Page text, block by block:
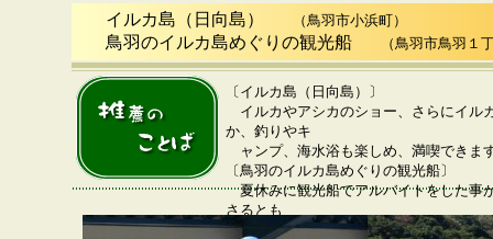
イルカ島（日向島） （鳥羽市小浜町）
鳥羽のイルカ島めぐりの観光船 （鳥羽市鳥羽１
〔イルカ島（日向島）〕
イルカやアシカのショー、さらにイル
か、釣りやキ
ャンプ、海水浴も楽しめ、満喫できま
〔鳥羽のイルカ島めぐりの観光船〕
夏休みに観光船でアルバイトをした事
さるとも
っとステキに見えるところがすきです